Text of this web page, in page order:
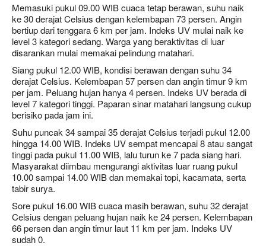
Memasuki pukul 09.00 WIB cuaca tetap berawan, suhu naik
ke 30 derajat Celsius dengan kelembapan 73 persen. Angin
bertiup dari tenggara 6 km per jam. Indeks UV mulai naik ke
level 3 kategori sedang. Warga yang beraktivitas di luar
disarankan mulai memakai pelindung matahari.
Siang pukul 12.00 WIB, kondisi berawan dengan suhu 34
derajat Celsius. Kelembapan 57 persen dan angin timur 9 km
per jam. Peluang hujan hanya 4 persen. Indeks UV berada di
level 7 kategori tinggi. Paparan sinar matahari langsung cukup
berisiko pada jam ini.
Suhu puncak 34 sampai 35 derajat Celsius terjadi pukul 12.00
hingga 14.00 WIB. Indeks UV sempat mencapai 8 atau sangat
tinggi pada pukul 11.00 WIB, lalu turun ke 7 pada siang hari.
Masyarakat diimbau mengurangi aktivitas luar ruang pukul
10.00 sampai 14.00 WIB dan memakai topi, kacamata, serta
tabir surya.
Sore pukul 16.00 WIB cuaca masih berawan, suhu 32 derajat
Celsius dengan peluang hujan naik ke 24 persen. Kelembapan
66 persen dan angin timur laut 11 km per jam. Indeks UV
sudah 0.